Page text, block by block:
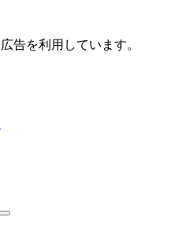
告を利用しています。